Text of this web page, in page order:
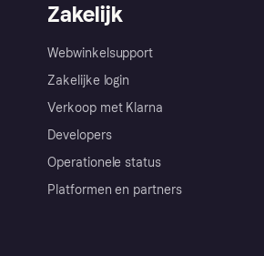
Zakelijk
Webwinkelsupport
Zakelijke login
Verkoop met Klarna
Developers
Operationele status
Platformen en partners